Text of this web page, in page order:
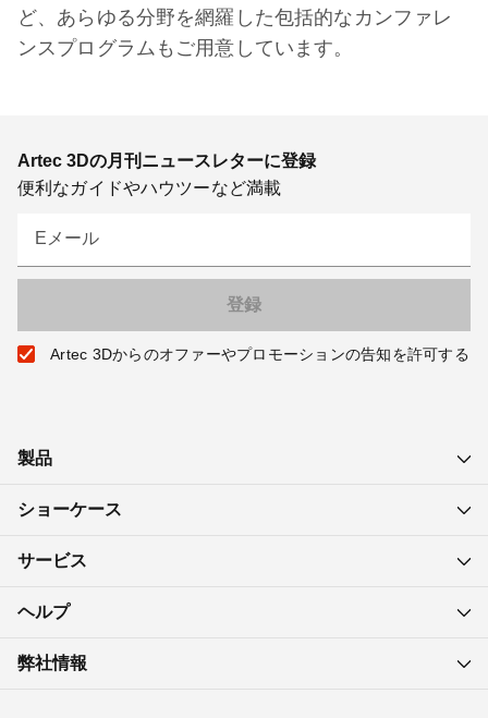
ど、あらゆる分野を網羅した包括的なカンファレ
ンスプログラムもご用意しています。
Artec 3Dの月刊ニュースレターに登録
便利なガイドやハウツーなど満載
Eメール
Artec 3Dからのオファーやプロモーションの告知を許可する
製品
ショーケース
サービス
ヘルプ
弊社情報